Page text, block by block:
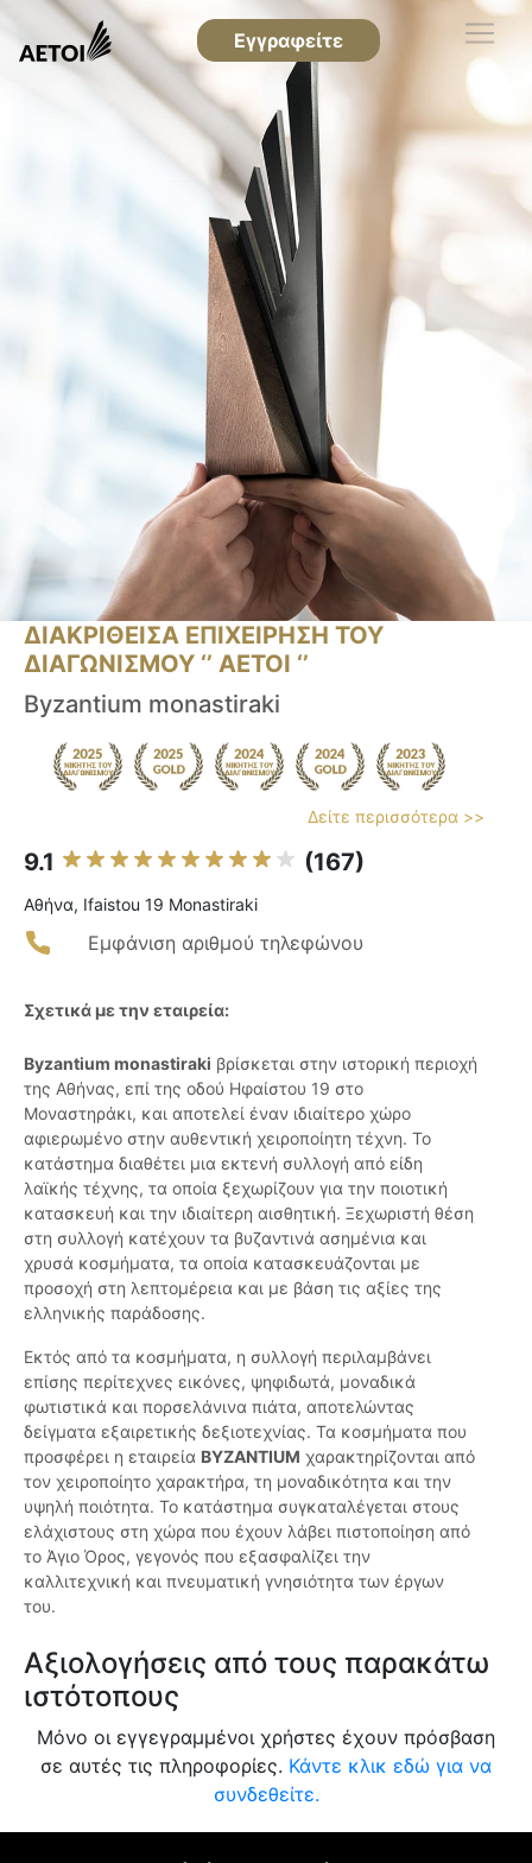
Εγγραφείτε
ΔΙΑΚΡΙΘΕΙΣΑ ΕΠΙΧΕΙΡΗΣΗ ΤΟΥ
ΔΙΑΓΩΝΙΣΜΟΥ ‘’ ΑΕΤΟΙ ‘’
Byzantium monastiraki
Δείτε περισσότερα >>
9.1 (167)
Αθήνα, Ifaistou 19 Monastiraki
Εμφάνιση αριθμού τηλεφώνου
Σχετικά με την εταιρεία:
Byzantium monastiraki βρίσκεται στην ιστορική περιοχή
της Αθήνας, επί της οδού Ηφαίστου 19 στο
Μοναστηράκι, και αποτελεί έναν ιδιαίτερο χώρο
αφιερωμένο στην αυθεντική χειροποίητη τέχνη. Το
κατάστημα διαθέτει μια εκτενή συλλογή από είδη
λαϊκής τέχνης, τα οποία ξεχωρίζουν για την ποιοτική
κατασκευή και την ιδιαίτερη αισθητική. Ξεχωριστή θέση
στη συλλογή κατέχουν τα βυζαντινά ασημένια και
χρυσά κοσμήματα, τα οποία κατασκευάζονται με
προσοχή στη λεπτομέρεια και με βάση τις αξίες της
ελληνικής παράδοσης.
Εκτός από τα κοσμήματα, η συλλογή περιλαμβάνει
επίσης περίτεχνες εικόνες, ψηφιδωτά, μοναδικά
φωτιστικά και πορσελάνινα πιάτα, αποτελώντας
δείγματα εξαιρετικής δεξιοτεχνίας. Τα κοσμήματα που
προσφέρει η εταιρεία BYZANTIUM χαρακτηρίζονται από
τον χειροποίητο χαρακτήρα, τη μοναδικότητα και την
υψηλή ποιότητα. Το κατάστημα συγκαταλέγεται στους
ελάχιστους στη χώρα που έχουν λάβει πιστοποίηση από
το Άγιο Όρος, γεγονός που εξασφαλίζει την
καλλιτεχνική και πνευματική γνησιότητα των έργων
του.
Αξιολογήσεις από τους παρακάτω
ιστότοπους
Μόνο οι εγγεγραμμένοι χρήστες έχουν πρόσβαση
σε αυτές τις πληροφορίες. Κάντε κλικ εδώ για να
συνδεθείτε.